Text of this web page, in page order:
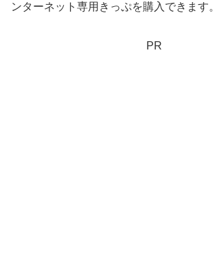
ンターネット専用きっぷを購入できます。
PR